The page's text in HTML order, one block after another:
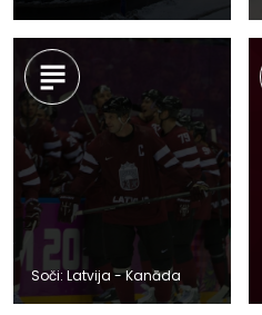
Soči: Latvija - Kanāda